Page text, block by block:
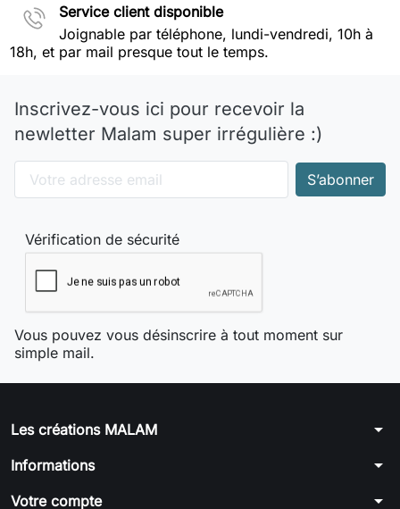
Service client disponible
Joignable par téléphone, lundi-vendredi, 10h à
18h, et par mail presque tout le temps.
Inscrivez-vous ici pour recevoir la
newletter Malam super irrégulière :)
Vérification de sécurité
Vous pouvez vous désinscrire à tout moment sur
simple mail.
Les créations MALAM arrow_drop_down
Informations arrow_drop_down
Votre compte arrow_drop_down